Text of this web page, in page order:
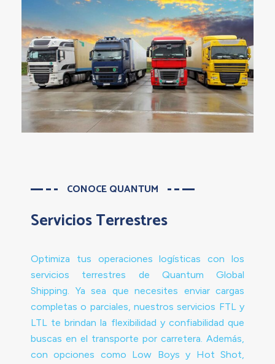
CONOCE QUANTUM
Servicios Terrestres
Optimiza tus operaciones logísticas con los
servicios terrestres de Quantum Global
Shipping. Ya sea que necesites enviar cargas
completas o parciales, nuestros servicios FTL y
LTL te brindan la flexibilidad y confiabilidad que
buscas en el transporte por carretera. Además,
con opciones como Low Boys y Hot Shot,